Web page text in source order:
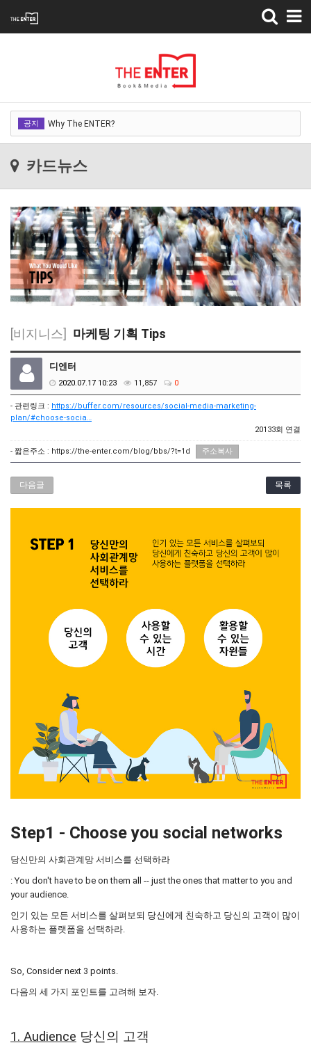
Toggle
navigation
공지 Why The ENTER?
Why The ENTER?
카드뉴스
[비지니스] 마케팅 기획 Tips
디엔터
2020.07.17 10:23 11,857 0
- 관련링크 : https://buffer.com/resources/social-media-marketing-
plan/#choose-socia…
20133회 연결
- 짧은주소 : https://the-enter.com/blog/bbs/?t=1d 주소복사
다음글 목록
Step1 - Choose you social networks
당신만의 사회관계망 서비스를 선택하라
: You don't have to be on them all -- just the ones that matter to you and
your audience.
인기 있는 모든 서비스를 살펴보되 당신에게 친숙하고 당신의 고객이 많이
사용하는 플랫폼을 선택하라.
So, Consider next 3 points.
다음의 세 가지 포인트를 고려해 보자.
1. Audience 당신의 고객